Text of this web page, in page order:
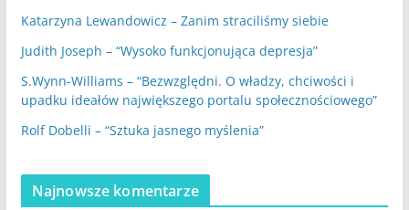
Katarzyna Lewandowicz – Zanim straciliśmy siebie
Judith Joseph – “Wysoko funkcjonująca depresja”
S.Wynn-Williams – “Bezwzględni. O władzy, chciwości i
upadku ideałów największego portalu społecznościowego”
Rolf Dobelli – “Sztuka jasnego myślenia”
Najnowsze komentarze